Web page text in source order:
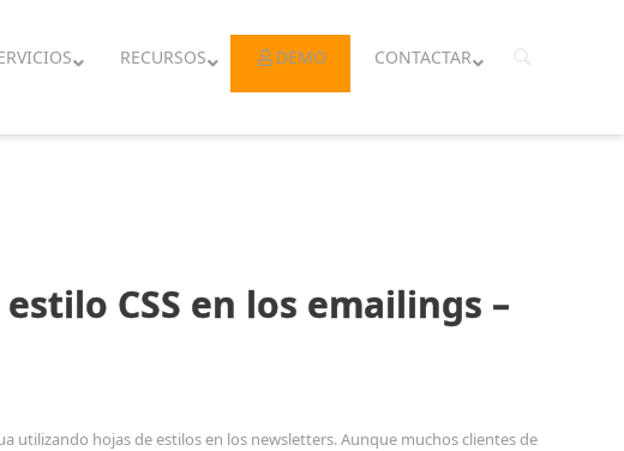
RECURSOS DEMO CONTACTAR
CSS en los emailings –
hojas de estilos en los newsletters. Aunque muchos clientes de